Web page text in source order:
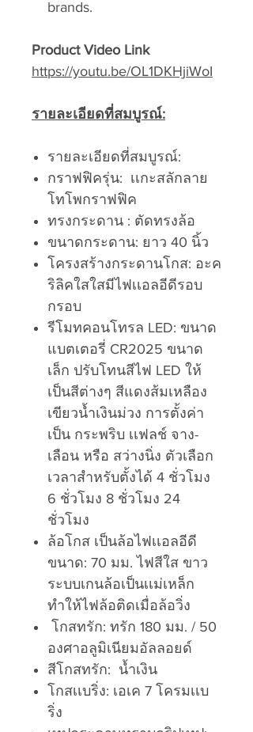
brands.
Product Video Link
https://youtu.be/OL1DKHjiWoI
รายละเอียดที่สมบูรณ์:
รายละเอียดที่สมบูรณ์:
กราฟฟิครุ่น: เเกะสลักลาย
โทโพกราฟฟิค
ทรงกระดาน : ตัดทรงล้อ
ขนาดกระดาน: ยาว 40 นิ้ว
โครงสร้างกระดานโกส: อะค
ริลิคใสใสมีไฟเเอลอีดีรอบ
กรอบ
รีโมทคอนโทรล LED: ขนาด
แบตเตอรี่ CR2025 ขนาด
เล็ก ปรับโทนสีไฟ LED ให้
เป็นสีต่างๆ สีแดงส้มเหลือง
เขียวน้ำเงินม่วง การตั้งค่า
เป็น กระพริบ เเฟลช์ จาง-
เลือน หรือ สว่างนิ่ง ตัวเลือก
เวลาสำหรับตั้งได้ 4 ชั่วโมง
6 ชั่วโมง 8 ชั่วโมง 24
ชั่วโมง
ล้อโกส เป็นล้อไฟเเอลอีดี
ขนาด: 70 มม. ไฟสีใส ขาว
ระบบเกนล้อเป็นเเม่เหล็ก
ทำให้ไฟล้อติดเมื่อล้อวิ่ง
โกสทรัก: ทรัก 180 มม. / 50
องศาอลูมิเนียมอัลลอยด์
สีโกสทรัก: น้ำเงิน
โกสเเบริ่ง: เอเค 7 โครมเเบ
ริ่ง